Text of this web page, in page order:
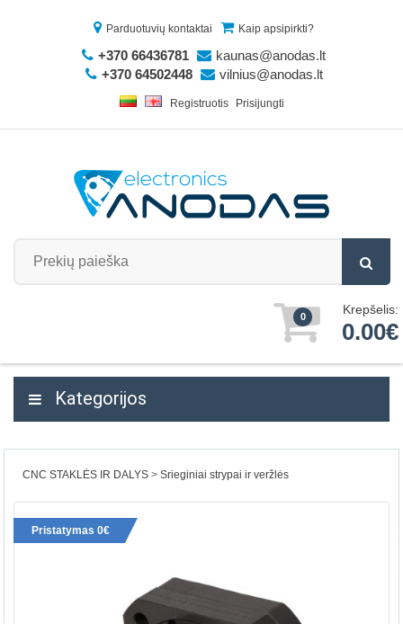
Parduotuvių kontaktai Kaip apsipirkti?
+370 66436781
kaunas@anodas.lt
+370 64502448
vilnius@anodas.lt
Registruotis Prisijungti
0 Krepšelis:
0.00€
Kategorijos
CNC STAKLĖS IR DALYS Srieginiai strypai ir veržlės
Pristatymas 0€